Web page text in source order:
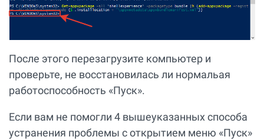
После этого перезагрузите компьютер и
проверьте, не восстановилась ли нормальая
работоспособность «Пуск».
Если вам не помогли 4 вышеуказанных способа
устранения проблемы с открытием меню «Пуск»